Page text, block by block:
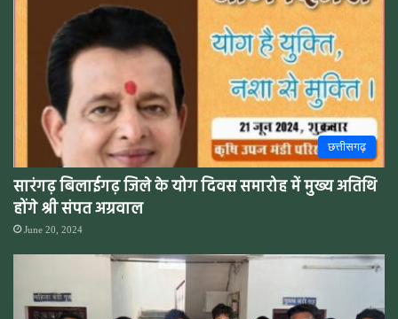
छत्तीसगढ़
सारंगढ़ बिलाईगढ़ जिले के योग दिवस समारोह में मुख्य अतिथि
होंगे श्री संपत अग्रवाल
June 20, 2024